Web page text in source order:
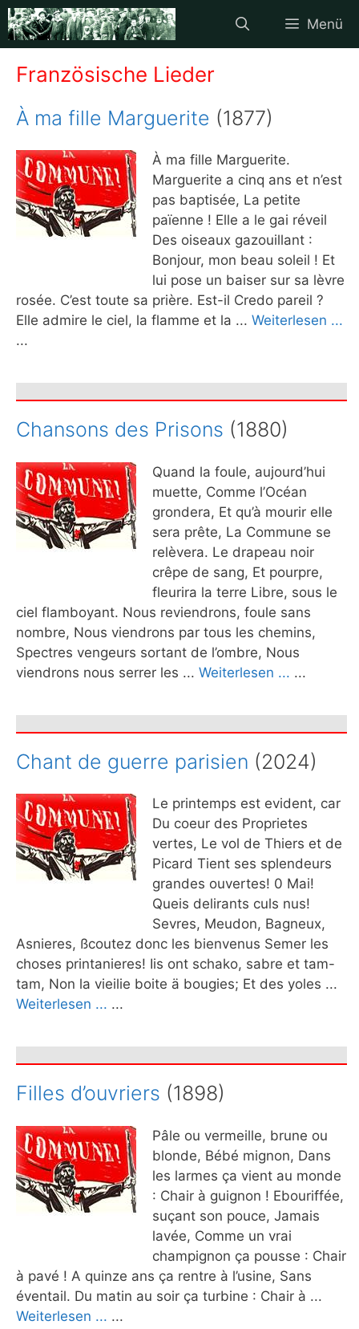
Zum
Inhalt
springen
Menü
Französische Lieder
À ma fille Marguerite (1877)
À ma fille Marguerite.
Marguerite a cinq ans et n’est
pas baptisée, La petite
païenne ! Elle a le gai réveil
Des oiseaux gazouillant :
Bonjour, mon beau soleil ! Et
lui pose un baiser sur sa lèvre
rosée. C’est toute sa prière. Est-il Credo pareil ?
Elle admire le ciel, la flamme et la ... Weiterlesen ...
...
Chansons des Prisons (1880)
Quand la foule, aujourd’hui
muette, Comme l’Océan
grondera, Et qu’à mourir elle
sera prête, La Commune se
relèvera. Le drapeau noir
crêpe de sang, Et pourpre,
fleurira la terre Libre, sous le
ciel flamboyant. Nous reviendrons, foule sans
nombre, Nous viendrons par tous les chemins,
Spectres vengeurs sortant de l’ombre, Nous
viendrons nous serrer les ... Weiterlesen ... ...
Chant de guerre parisien (2024)
Le printemps est evident, car
Du coeur des Proprietes
vertes, Le vol de Thiers et de
Picard Tient ses splendeurs
grandes ouvertes! 0 Mai!
Queis delirants culs nus!
Sevres, Meudon, Bagneux,
Asnieres, ßcoutez donc les bienvenus Semer les
choses printanieres! Iis ont schako, sabre et tam-
tam, Non la vieilie boite ä bougies; Et des yoles ...
Weiterlesen ... ...
Filles d’ouvriers (1898)
Pâle ou vermeille, brune ou
blonde, Bébé mignon, Dans
les larmes ça vient au monde
: Chair à guignon ! Ebouriffée,
suçant son pouce, Jamais
lavée, Comme un vrai
champignon ça pousse : Chair
à pavé ! A quinze ans ça rentre à l’usine, Sans
éventail. Du matin au soir ça turbine : Chair à ...
Weiterlesen ... ...